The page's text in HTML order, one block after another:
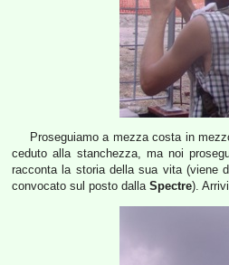
Proseguiamo a mezza costa in
ceduto alla stanchezza, ma noi
racconta la storia della sua vita (viene
convocato sul posto dalla Spectre).